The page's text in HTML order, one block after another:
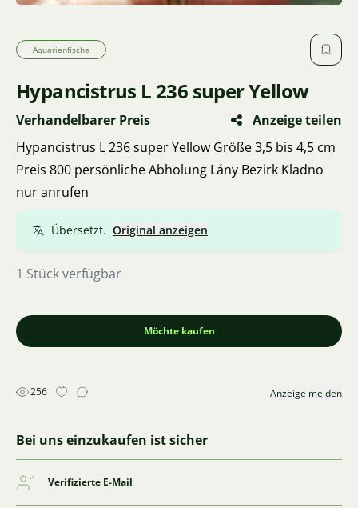
Aquarienfische
Hypancistrus L 236 super Yellow
Verhandelbarer Preis
Anzeige teilen
Hypancistrus L 236 super Yellow Größe 3,5 bis 4,5 cm
Preis 800 persönliche Abholung Lány Bezirk Kladno
nur anrufen
Übersetzt. Original anzeigen
1 Stück verfügbar
Möchte kaufen
256 Anzeige melden
Bei uns einzukaufen ist sicher
Verifizierte E-Mail